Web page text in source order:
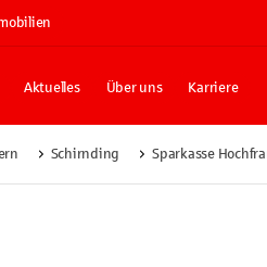
Aktuelles Über uns Karriere
Schirnding Sparkasse